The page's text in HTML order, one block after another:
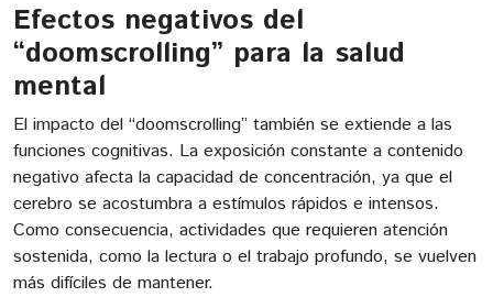
Efectos negativos del
“doomscrolling” para la salud
mental
El impacto del “doomscrolling” también se extiende a las
funciones cognitivas. La exposición constante a contenido
negativo afecta la capacidad de concentración, ya que el
cerebro se acostumbra a estímulos rápidos e intensos.
Como consecuencia, actividades que requieren atención
sostenida, como la lectura o el trabajo profundo, se vuelven
más difíciles de mantener.